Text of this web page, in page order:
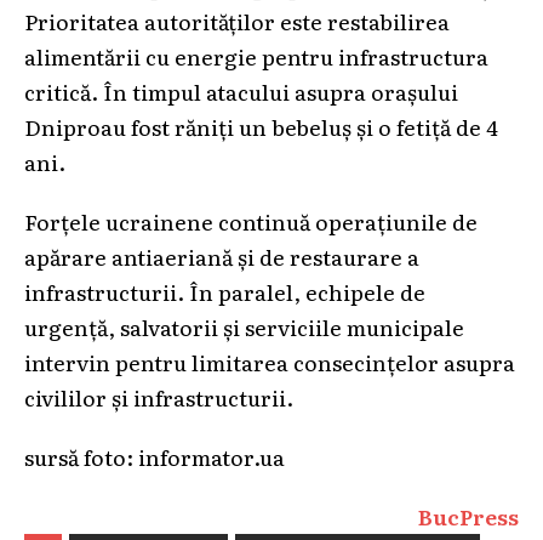
Prioritatea autorităților este restabilirea
alimentării cu energie pentru infrastructura
critică. În timpul atacului asupra orașului
Dniproau fost răniți un bebeluș și o fetiță de 4
ani.
Forțele ucrainene continuă operațiunile de
apărare antiaeriană și de restaurare a
infrastructurii. În paralel, echipele de
urgență, salvatorii și serviciile municipale
intervin pentru limitarea consecințelor asupra
civililor și infrastructurii.
sursă foto: informator.ua
BucPress